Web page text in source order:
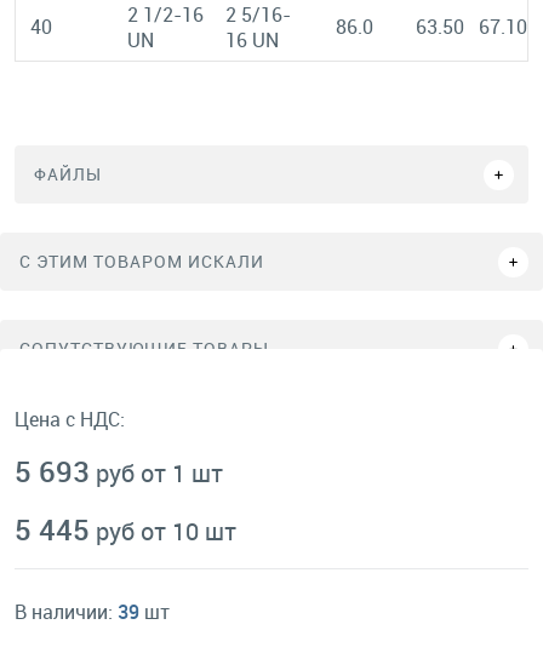
40
2 1/2-16
UN
2 5/16-
16 UN
86.0 63.50 67.10
ФАЙЛЫ
C ЭТИМ ТОВАРОМ ИСКАЛИ
СОПУТСТВУЮЩИЕ ТОВАРЫ
Цена с НДС:
5 693 руб от 1 шт
5 445 руб от 10 шт
В наличии: 39 шт